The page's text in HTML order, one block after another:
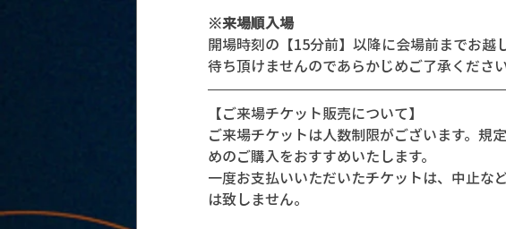
※来場順入場
開場時刻の【15分前】以降に会場前までお
待ち頂けませんのであらかじめご了承ください
【ご来場チケット販売について】
ご来場チケットは人数制限がございます。規
めのご購入をおすすめいたします。
一度お支払いいただいたチケットは、中止な
は致しません。